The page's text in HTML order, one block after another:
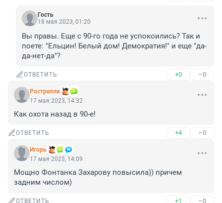
Гость
18 мая 2023, 01:20
Вы правы. Еще с 90-го года не успокоились? Так и
поете: "Ельцин! Белый дом! Демократия!" и еще "да-
да-нет-да"?
ОТВЕТИТЬ +0 –0
Рострелли
17 мая 2023, 14:32
Как охота назад в 90-е!
ОТВЕТИТЬ +4 –0
Игoрь
17 мая 2023, 14:09
Мощно Фонтанка Захарову повысила)) причем
задним числом)
ОТВЕТИТЬ +1 –0